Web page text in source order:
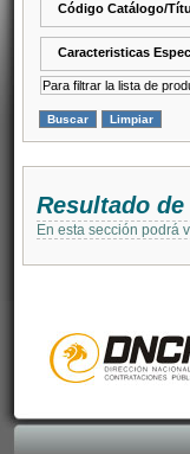
Código Catálogo/
Caracteristicas
Para filtrar la lista de
Resultado
En esta sección podrá